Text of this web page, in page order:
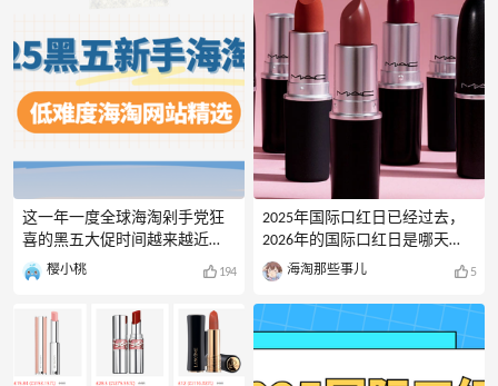
这一年一度全球海淘剁手党狂
喜的黑五大促时间越来越近
啦！作为海淘新手，别急着挑
战高难度副本——从友好的直
邮网站入手才是王道！直邮中
国、支付宝/微信轻松付款、中
文界面，就像国内购物一样简
单！给大家分享了适合新手海
樱小桃 194
2025年国际口红日已经过去，
2026年的国际口红日是哪天
呢？2026口红日的时间还是7月
29日。那么2025年国际口红日
有哪些商家会参加活动？可以
参考2025年参加活动的商家，
目前我汇总到的有这些。
Sephora丝芙兰
海淘那些事儿 5